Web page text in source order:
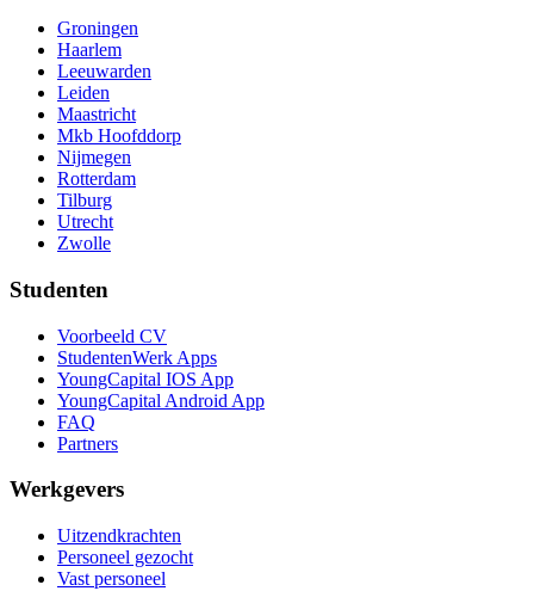
Groningen
Haarlem
Leeuwarden
Leiden
Maastricht
Mkb Hoofddorp
Nijmegen
Rotterdam
Tilburg
Utrecht
Zwolle
Studenten
Voorbeeld CV
StudentenWerk Apps
YoungCapital IOS App
YoungCapital Android App
FAQ
Partners
Werkgevers
Uitzendkrachten
Personeel gezocht
Vast personeel